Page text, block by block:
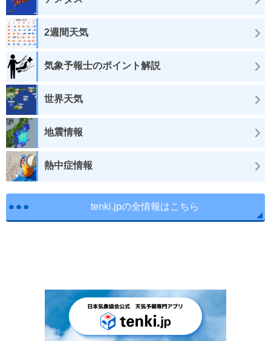
2週間天気
気象予報士のポイント解説
世界天気
地震情報
熱中症情報
tenki.jpの全情報はこちら